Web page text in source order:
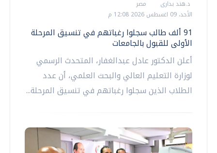
د.هند بدارى
مصر
الأحد، 09 اغسطس 2026 12:08 م
91 ألف طالب سجلوا رغباتهم في تنسيق المرحلة
الأولى للقبول بالجامعات
أعلن الدكتور عادل عبدالغفار، المتحدث الرسمي
لوزارة التعليم العالي والبحث العلمي، أن عدد
الطلاب الذين سجلوا رغباتهم في تنسيق المرحلة...